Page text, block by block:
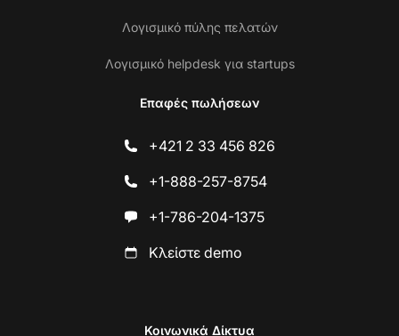
Λογισμικό πύλης πελατών
Λογισμικό helpdesk για startups
Επαφές πωλήσεων
+421 2 33 456 826
+1-888-257-8754
+1-786-204-1375
Κλείστε demo
Κοινωνικά Δίκτυα